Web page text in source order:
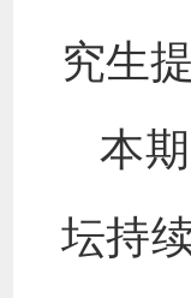
究生
本
坛持